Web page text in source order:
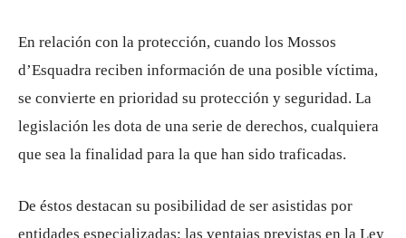
En relación con la protección, cuando los Mossos
d’Esquadra reciben información de una posible víctima,
se convierte en prioridad su protección y seguridad. La
legislación les dota de una serie de derechos, cualquiera
que sea la finalidad para la que han sido traficadas.
De éstos destacan su posibilidad de ser asistidas por
entidades especializadas; las ventajas previstas en la Ley